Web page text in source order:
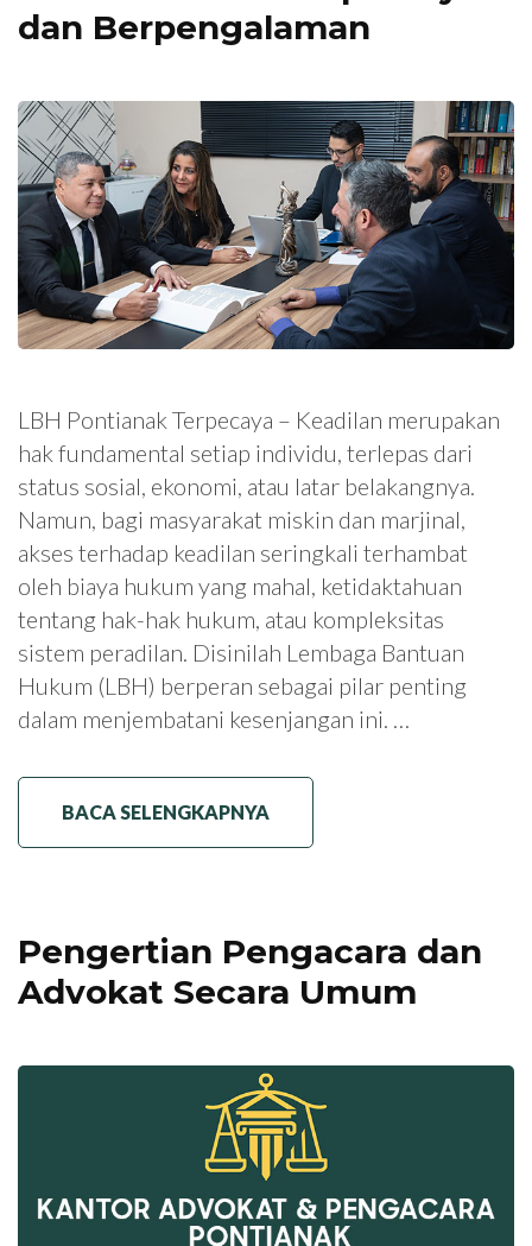
dan Berpengalaman
LBH Pontianak Terpecaya – Keadilan merupakan
hak fundamental setiap individu, terlepas dari
status sosial, ekonomi, atau latar belakangnya.
Namun, bagi masyarakat miskin dan marjinal,
akses terhadap keadilan seringkali terhambat
oleh biaya hukum yang mahal, ketidaktahuan
tentang hak-hak hukum, atau kompleksitas
sistem peradilan. Disinilah Lembaga Bantuan
Hukum (LBH) berperan sebagai pilar penting
dalam menjembatani kesenjangan ini. …
BACA SELENGKAPNYA
Pengertian Pengacara dan
Advokat Secara Umum